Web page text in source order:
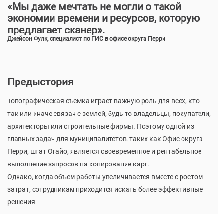
«Мы даже мечтать не могли о такой
экономии времени и ресурсов, которую
предлагает сканер».
Джейсон Фулк, специалист по ГИС в офисе округа Перри
Предыстория
Топографическая съемка играет важную роль для всех, кто
так или иначе связан с землей, будь то владельцы, покупатели,
архитекторы или строительные фирмы. Поэтому одной из
главных задач для муниципалитетов, таких как Офис округа
Перри, штат Огайо, является своевременное и рентабельное
выполнение запросов на копирование карт.
Однако, когда объем работы увеличивается вместе с ростом
затрат, сотрудникам приходится искать более эффективные
решения.